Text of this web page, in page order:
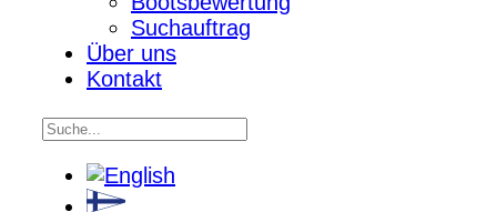
Suchauftrag
Über uns
Kontakt